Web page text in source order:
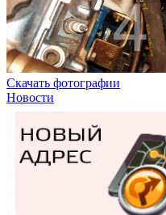
Скачать фотографии
Новости